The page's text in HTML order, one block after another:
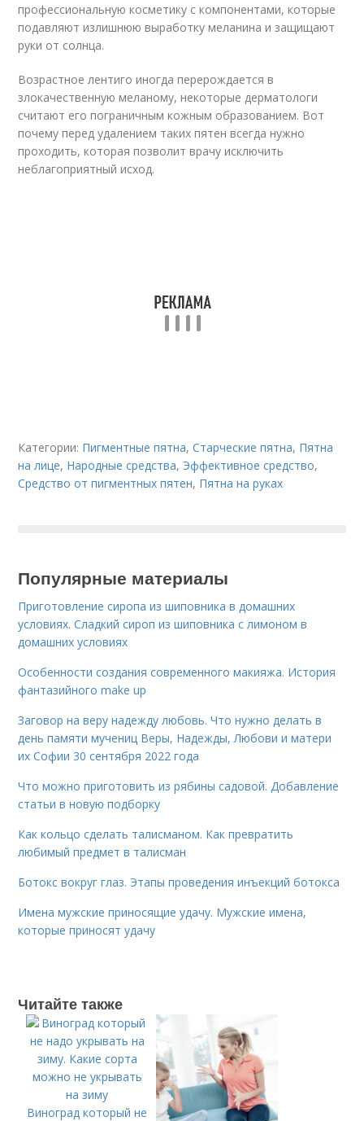
профессиональную косметику с компонентами, которые
подавляют излишнюю выработку меланина и защищают
руки от солнца.
Возрастное лентиго иногда перерождается в
злокачественную меланому, некоторые дерматологи
считают его пограничным кожным образованием. Вот
почему перед удалением таких пятен всегда нужно
проходить, которая позволит врачу исключить
неблагоприятный исход.
Категории: Пигментные пятна,Старческие пятна, Пятна
на лице, Народные средства, Эффективное средство,
Средство от пигментных пятен, Пятна на руках
Популярные материалы
Приготовление сиропа из шиповника в домашних
условиях. Сладкий сироп из шиповника с лимоном в
домашних условиях
Особенности создания современного макияжа. История
фантазийного make up
Заговор на веру надежду любовь. Что нужно делать в
день памяти мучениц Веры, Надежды, Любови и матери
их Софии 30 сентября 2022 года
Что можно приготовить из рябины садовой. Добавление
статьи в новую подборку
Как кольцо сделать талисманом. Как превратить
любимый предмет в талисман
Ботокс вокруг глаз. Этапы проведения инъекций ботокса
Имена мужские приносящие удачу. Мужские имена,
которые приносят удачу
Читайте также
Виноград который не